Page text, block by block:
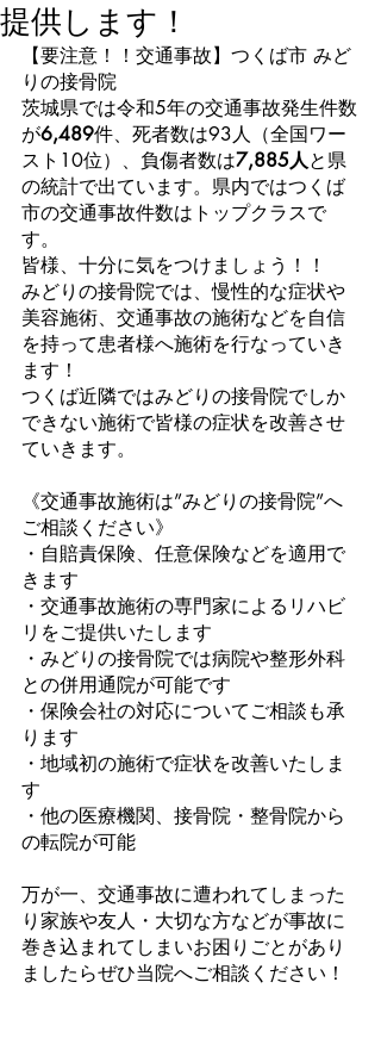
提供します！
【要注意！！交通事故】つくば市 みど
りの接骨院
茨城県では令和5年の交通事故発生件数
が6,489件、死者数は93人（全国ワー
スト10位）、負傷者数は7,885人と県
の統計で出ています。県内ではつくば
市の交通事故件数はトップクラスで
す。
皆様、十分に気をつけましょう！！
みどりの接骨院では、慢性的な症状や
美容施術、交通事故の施術などを自信
を持って患者様へ施術を行なっていき
ます！
つくば近隣ではみどりの接骨院でしか
できない施術で皆様の症状を改善させ
ていきます。
《交通事故施術は”みどりの接骨院”へ
ご相談ください》
・自賠責保険、任意保険などを適用で
きます
・交通事故施術の専門家によるリハビ
リをご提供いたします
・みどりの接骨院では病院や整形外科
との併用通院が可能です
・保険会社の対応についてご相談も承
ります
・地域初の施術で症状を改善いたしま
す
・他の医療機関、接骨院・整骨院から
の転院が可能
万が一、交通事故に遭われてしまった
り家族や友人・大切な方などが事故に
巻き込まれてしまいお困りごとがあり
ましたらぜひ当院へご相談ください！